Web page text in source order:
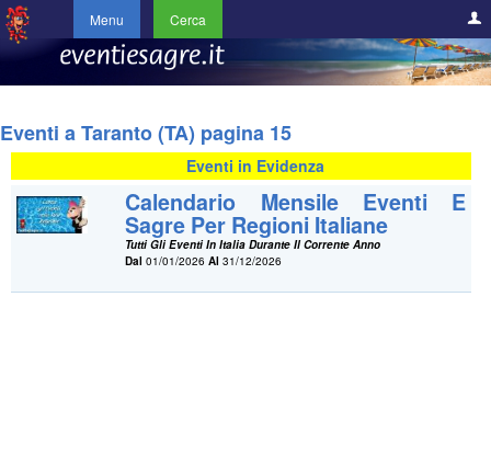
Menu Cerca
Eventi a Taranto (TA) pagina 15
Eventi in Evidenza
Calendario Mensile Eventi E
Sagre Per Regioni Italiane
Tutti Gli Eventi In Italia Durante Il Corrente Anno
Dal 01/01/2026Al 31/12/2026